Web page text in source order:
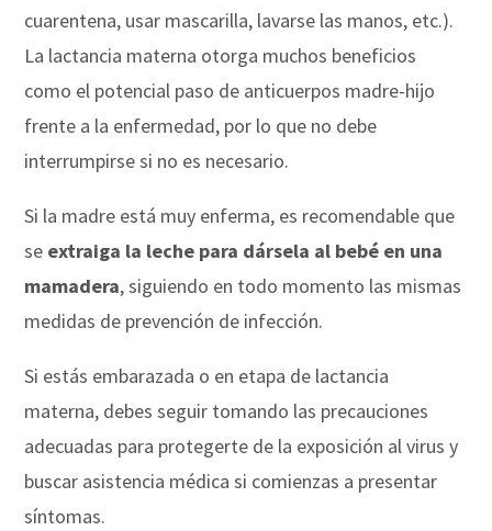
cuarentena, usar mascarilla, lavarse las manos, etc.).
La lactancia materna otorga muchos beneficios
como el potencial paso de anticuerpos madre-hijo
frente a la enfermedad, por lo que no debe
interrumpirse si no es necesario.
Si la madre está muy enferma, es recomendable que
se extraiga la leche para dársela al bebé en una
mamadera, siguiendo en todo momento las mismas
medidas de prevención de infección.
Si estás embarazada o en etapa de lactancia
materna, debes seguir tomando las precauciones
adecuadas para protegerte de la exposición al virus y
buscar asistencia médica si comienzas a presentar
síntomas.